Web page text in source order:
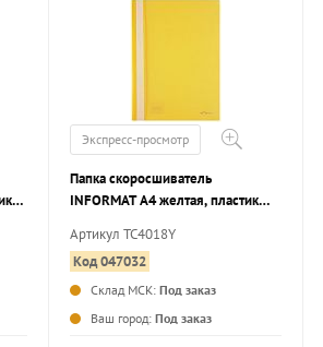
Экспресс-просмотр
Папка скоросшиватель
INFORMAT А4 желтая, пластик
Артикул TC4018Y
Код 047032
Склад МСК: Под заказ
Ваш город: Под заказ